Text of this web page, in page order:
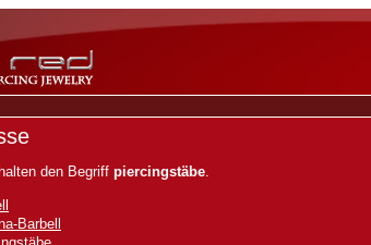
den Begriff piercingstäbe.
Barbell